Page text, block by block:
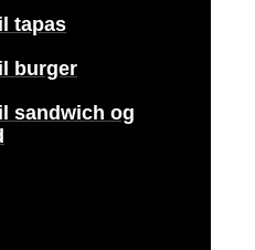
tapas
burger
sandwich og